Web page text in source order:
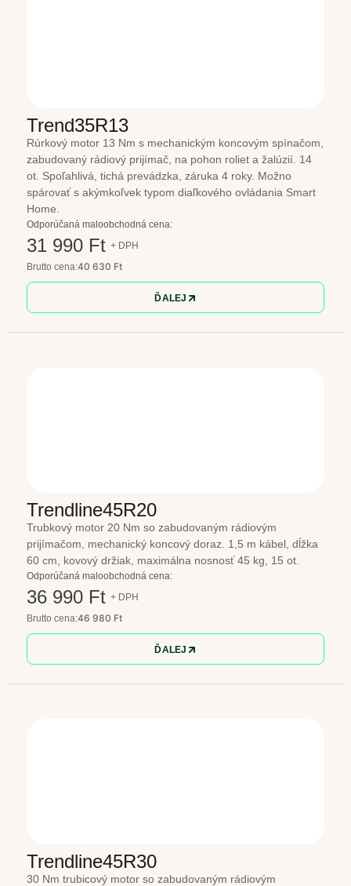
Trend35R13
Rúrkový motor 13 Nm s mechanickým koncovým spínačom,
zabudovaný rádiový prijímač, na pohon roliet a žalúzií. 14
ot. Spoľahlivá, tichá prevádzka, záruka 4 roky. Možno
spárovať s akýmkoľvek typom diaľkového ovládania Smart
Home.
Odporúčaná maloobchodná cena:
31 990 Ft + DPH
Brutto cena:40 630 Ft
ĎALEJ
Trendline45R20
Trubkový motor 20 Nm so zabudovaným rádiovým
prijímačom, mechanický koncový doraz. 1,5 m kábel, dĺžka
60 cm, kovový držiak, maximálna nosnosť 45 kg, 15 ot.
Odporúčaná maloobchodná cena:
36 990 Ft + DPH
Brutto cena:46 980 Ft
ĎALEJ
Trendline45R30
30 Nm trubicový motor so zabudovaným rádiovým